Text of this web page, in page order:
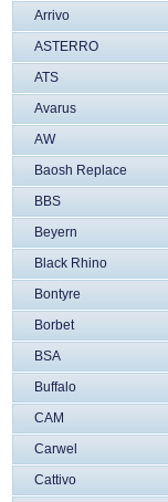
Arrivo
ASTERRO
ATS
Avarus
AW
Baosh Replace
BBS
Beyern
Black Rhino
Bontyre
Borbet
BSA
Buffalo
CAM
Carwel
Cattivo